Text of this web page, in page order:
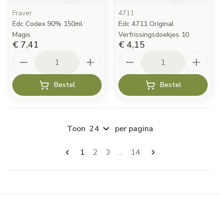
Fraver
Edc Codex 90% 150ml
Magis
€ 7,41
Bestel
4711
Edc 4711 Original
Verfrissingsdoekjes 10
€ 4,15
Bestel
Pagina's
U lees momenteel pagina
1 Pagina
2 Pagina
3 ... Pagina
14
Toon per pagina